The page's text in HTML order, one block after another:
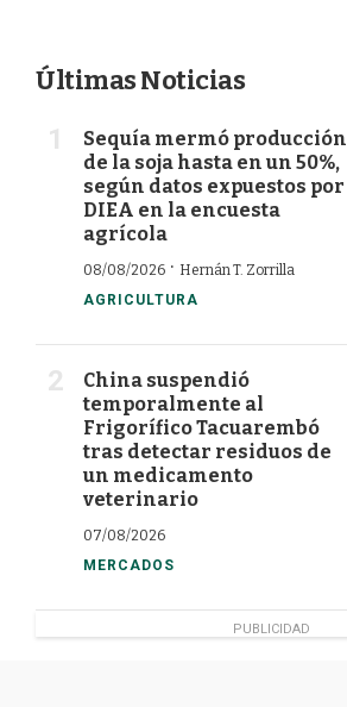
Últimas Noticias
Sequía mermó producción
de la soja hasta en un 50%,
según datos expuestos por
DIEA en la encuesta
agrícola
08/08/2026 · Hernán T. Zorrilla
AGRICULTURA
China suspendió
temporalmente al
Frigorífico Tacuarembó
tras detectar residuos de
un medicamento
veterinario
07/08/2026
MERCADOS
PUBLICIDAD